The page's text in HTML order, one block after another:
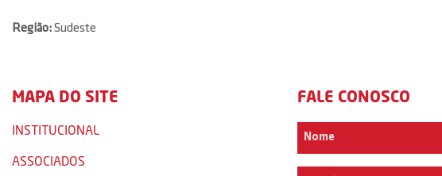
Região:Sudeste
MAPA DO SITE
INSTITUCIONAL
ASSOCIADOS
FALE CONOSCO